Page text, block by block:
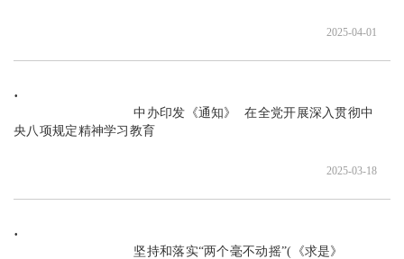
2025-04-01
                               中办印发《通知》  在全党开展深入贯彻中
央八项规定精神学习教育
2025-03-18